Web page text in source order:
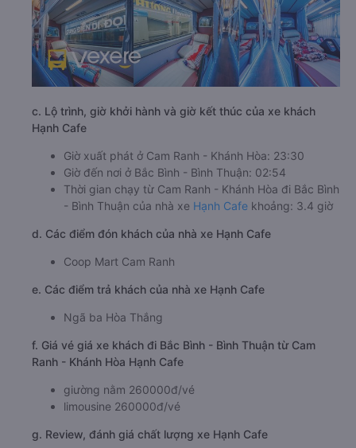
c. Lộ trình, giờ khởi hành và giờ kết thúc của xe khách
Hạnh Cafe
Giờ xuất phát ở Cam Ranh - Khánh Hòa: 23:30
Giờ đến nơi ở Bắc Bình - Bình Thuận: 02:54
Thời gian chạy từ Cam Ranh - Khánh Hòa đi Bắc Bình
- Bình Thuận của nhà xe Hạnh Cafe khoảng: 3.4 giờ
d. Các điểm đón khách của nhà xe Hạnh Cafe
Coop Mart Cam Ranh
e. Các điểm trả khách của nhà xe Hạnh Cafe
Ngã ba Hòa Thắng
f. Giá vé giá xe khách đi Bắc Bình - Bình Thuận từ Cam
Ranh - Khánh Hòa Hạnh Cafe
giường nằm 260000đ/vé
limousine 260000đ/vé
g. Review, đánh giá chất lượng xe Hạnh Cafe